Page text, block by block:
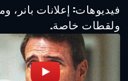
فيديوهات: إعلانات بانر،
ولقطات خاصة.